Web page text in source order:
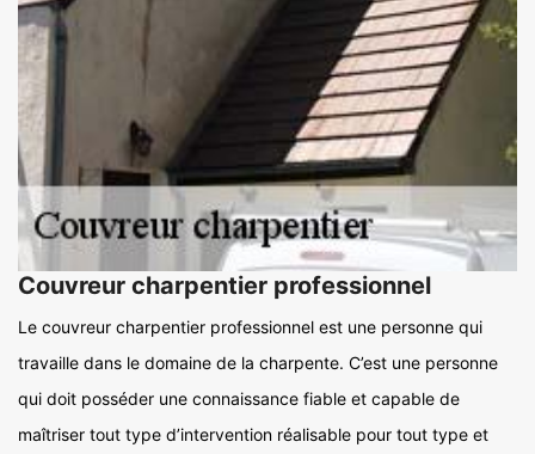
Couvreur charpentier professionnel
Le couvreur charpentier professionnel est une personne qui
travaille dans le domaine de la charpente. C’est une personne
qui doit posséder une connaissance fiable et capable de
maîtriser tout type d’intervention réalisable pour tout type et